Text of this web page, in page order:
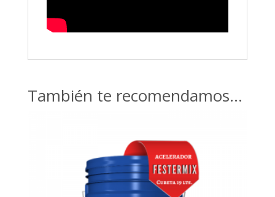
También te recomendamos…